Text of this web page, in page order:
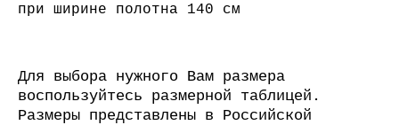
при ширине полотна 140 см
Для выбора нужного Вам размера
воспользуйтесь размерной таблицей.
Размеры представлены в Российской